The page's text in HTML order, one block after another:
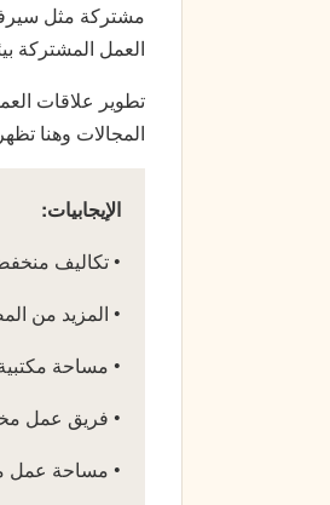
مشتركة مثل
العمل المشتركة
تطوير علاقات
المجالات وهنا
الإيجابيات:
• تكاليف
• المزيد من
• مساحة
• فريق عمل
• مساحة عمل